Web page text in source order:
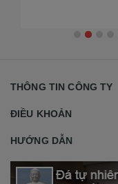
THÔNG TIN CÔNG TY
ĐIỀU KHOẢN
HƯỚNG DẪN